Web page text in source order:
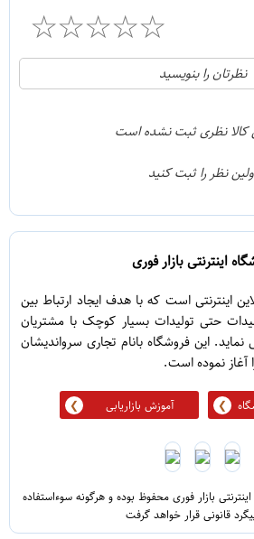
☆
☆
☆
☆
☆
21
1
نظرتان را بنویسید
کالا نظری ثبت نشده است
نظر را ثبت کنید
اینترنتی بازار فوری
اینترنتی است که با هدف ایجاد ارتباط بین
حتی تولیدات بسیار کوچک با مشتریان
نماید. این فروشگاه بانام تجاری سرواندیشان
آموزش بازاریابی
بازار فوری محفوظ بوده و هرگونه سوءاستفاده
قانونی قرار خواهد گرفت